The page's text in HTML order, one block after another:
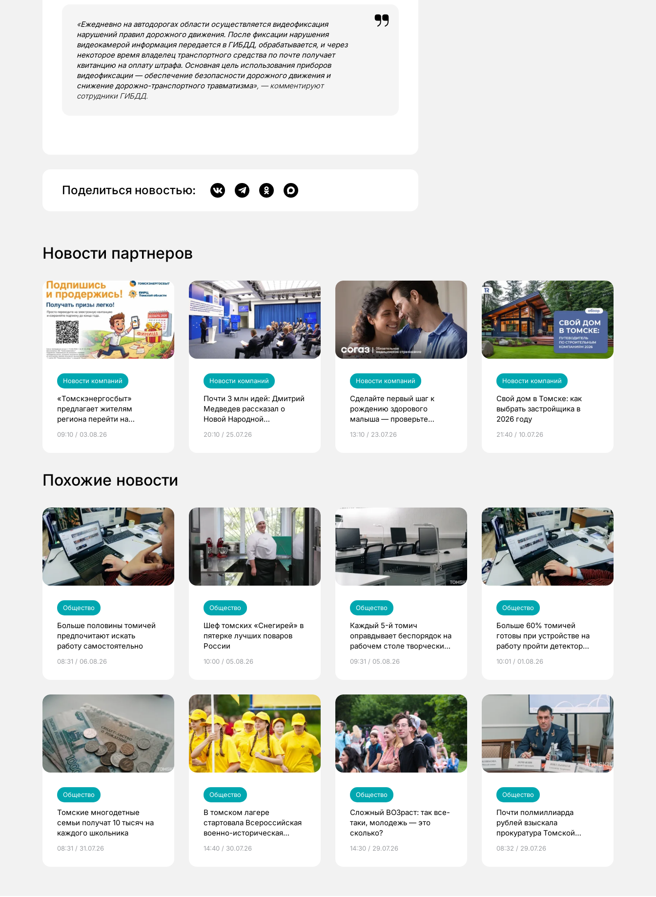
«Ежедневно на автодорогах области осуществляется видеофиксация
нарушений правил дорожного движения. После фиксации нарушения
видеокамерой информация передается в ГИБДД, обрабатывается, и через
некоторое время владелец транспортного средства по почте получает
квитанцию на оплату штрафа. Основная цель использования приборов
видеофиксации — обеспечение безопасности дорожного движения и
снижение дорожно-транспортного травматизма», — комментируют
сотрудники ГИБДД.
Поделиться новостью:
Новости партнеров
Новости компаний
«Томскэнергосбыт»
предлагает жителям
региона перейти на
выиграть призы
09:10 / 03.08.26
Новости компаний
Почти 3 млн идей: Дмитрий
Медведев рассказал о
Новой Народной
20:10 / 25.07.26
Новости компаний
Сделайте первый шаг к
рождению здорового
малыша — проверьте
по ОМС!
13:10 / 23.07.26
Новости компаний
Свой дом в Томске: как
выбрать застройщика в
2026 году
21:40 / 10.07.26
Похожие новости
Общество
Больше половины томичей
предпочитают искать
работу самостоятельно
08:31 / 06.08.26
Общество
Шеф томских «Снегирей» в
пятерке лучших поваров
России
10:00 / 05.08.26
Общество
Каждый 5-й томич
оправдывает беспорядок на
рабочем столе творческим
09:31 / 05.08.26
Общество
Больше 60% томичей
готовы при устройстве на
работу пройти детектор
10:01 / 01.08.26
Общество
Томские многодетные
семьи получат 10 тысяч на
каждого школьника
08:31 / 31.07.26
Общество
В томском лагере
стартовала Всероссийская
военно-историческая
14:40 / 30.07.26
Общество
Сложный ВОЗраст: так все-
таки, молодежь — это
сколько?
14:30 / 29.07.26
Общество
Почти полмиллиарда
рублей взыскала
прокуратура Томской
08:32 / 29.07.26